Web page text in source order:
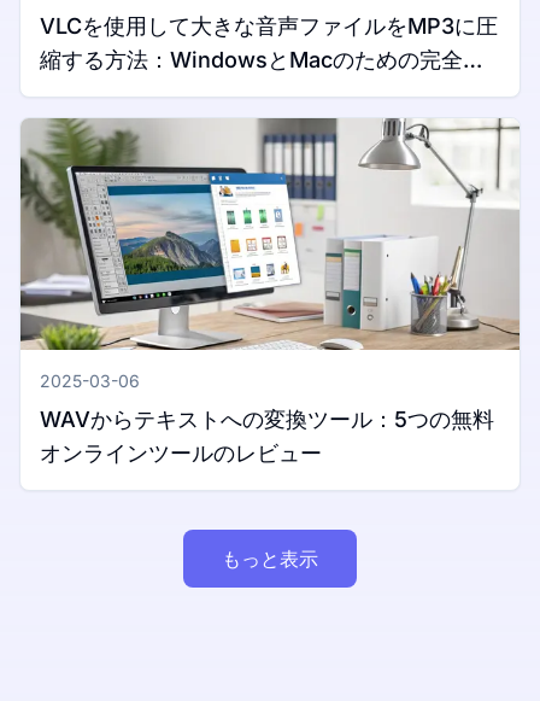
VLCを使用して大きな音声ファイルをMP3に圧
縮する方法：WindowsとMacのための完全ガ
イド
2025-03-06
WAVからテキストへの変換ツール：5つの無料
オンラインツールのレビュー
もっと表示